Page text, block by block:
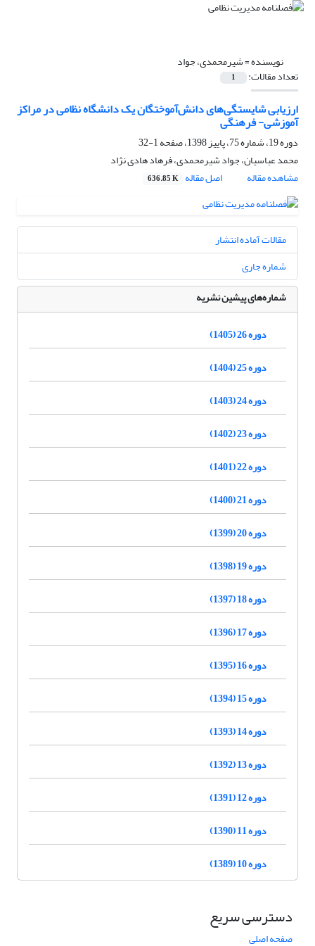
نویسنده =شیرمحمدی، جواد
تعداد مقالات: 1
ارزیابی شایستگی‌های دانش‌آموختگان یک دانشگاه نظامی در مراکز
آموزشی- فرهنگی
دوره 19، شماره 75، پاییز 1398، صفحه
1-32
محمد عباسیان، جواد شیرمحمدی، فرهاد هادی‌ نژاد
مشاهده مقاله
اصل مقاله 636.85 K
مقالات آماده انتشار
شماره جاری
شماره‌های پیشین نشریه
دوره 26 (1405)
دوره 25 (1404)
دوره 24 (1403)
دوره 23 (1402)
دوره 22 (1401)
دوره 21 (1400)
دوره 20 (1399)
دوره 19 (1398)
دوره 18 (1397)
دوره 17 (1396)
دوره 16 (1395)
دوره 15 (1394)
دوره 14 (1393)
دوره 13 (1392)
دوره 12 (1391)
دوره 11 (1390)
دوره 10 (1389)
دسترسی سریع
صفحه اصلی